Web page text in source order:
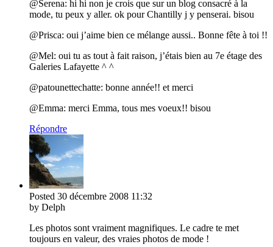
@Serena: hi hi non je crois que sur un blog consacré à la
mode, tu peux y aller. ok pour Chantilly j y penserai. bisou
@Prisca: oui j’aime bien ce mélange aussi.. Bonne fête à toi !!
@Mel: oui tu as tout à fait raison, j’étais bien au 7e étage des
Galeries Lafayette ^ ^
@patounettechatte: bonne année!! et merci
@Emma: merci Emma, tous mes voeux!! bisou
Répondre
Posted 30 décembre 2008 11:32
by Delph
Les photos sont vraiment magnifiques. Le cadre te met
toujours en valeur, des vraies photos de mode !